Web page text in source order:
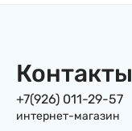
Контакты
+7(926) 011-29-57
интернет-магазин